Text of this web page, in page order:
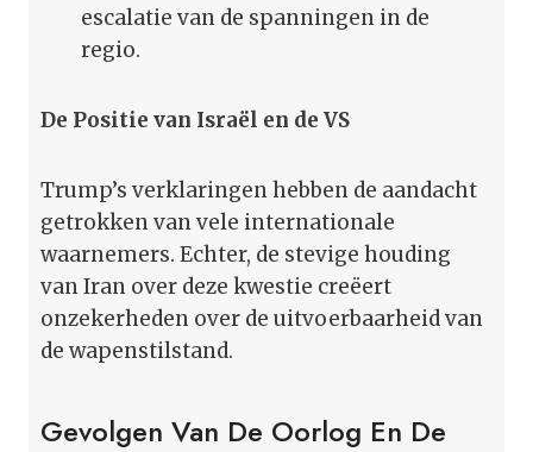
escalatie van de spanningen in de
regio.
De Positie van Israël en de VS
Trump’s verklaringen hebben de aandacht
getrokken van vele internationale
waarnemers. Echter, de stevige houding
van Iran over deze kwestie creëert
onzekerheden over de uitvoerbaarheid van
de wapenstilstand.
Gevolgen Van De Oorlog En De